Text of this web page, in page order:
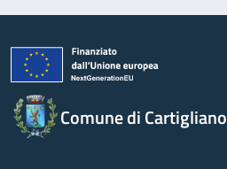
Comune di Cartigliano